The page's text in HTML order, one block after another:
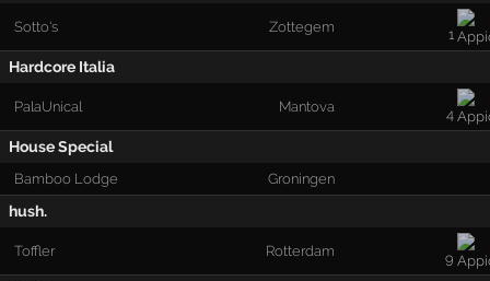
Sotto's Zottegem 1
Hardcore Italia
PalaUnical Mantova 4
House Special
Bamboo Lodge Groningen
hush.
Toffler Rotterdam 9